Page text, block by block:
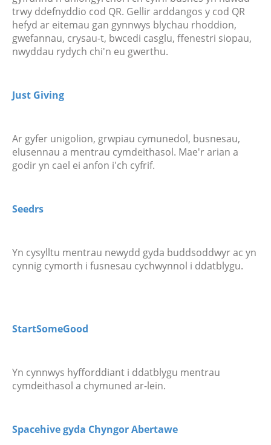
trwy ddefnyddio cod QR. Gellir arddangos y cod QR
hefyd ar eitemau gan gynnwys blychau rhoddion,
gwefannau, crysau-t, bwcedi casglu, ffenestri siopau,
nwyddau rydych chi'n eu gwerthu.
Just Giving
Ar gyfer unigolion, grwpiau cymunedol, busnesau,
elusennau a mentrau cymdeithasol. Mae'r arian a
godir yn cael ei anfon i'ch cyfrif.
Seedrs
Yn cysylltu mentrau newydd gyda buddsoddwyr ac yn
cynnig cymorth i fusnesau cychwynnol i ddatblygu.
StartSomeGood
Yn cynnwys hyfforddiant i ddatblygu mentrau
cymdeithasol a chymuned ar-lein.
Spacehive gyda Chyngor Abertawe